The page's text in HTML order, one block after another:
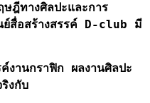
ฎีทางศิลปะและการ
สื่อสร้างสรรค์ D-club มี
งานกราฟิก ผลงานศิลปะ
งกับ